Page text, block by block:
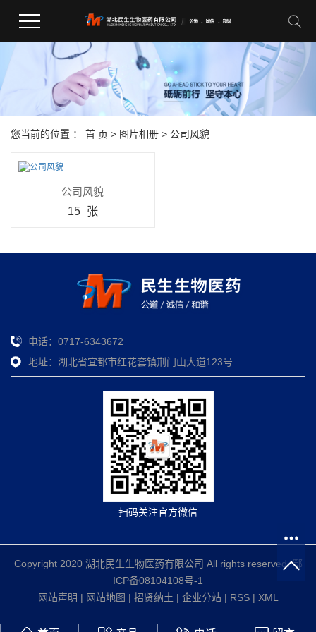
您当前的位置 ： 首 页 > 图片相册 > 公司风貌
公司风貌
15 张
电话：0717-6343672
地址：湖北省宜都市红花套镇荆门山大道123号
扫码关注官方微信
Copyright 2020 湖北民生生物医药有限公司 All rights reserved.鄂
ICP备08104108号-1
网站声明 | 网站地图 | 招贤纳土 | 企业分站| RSS| XML